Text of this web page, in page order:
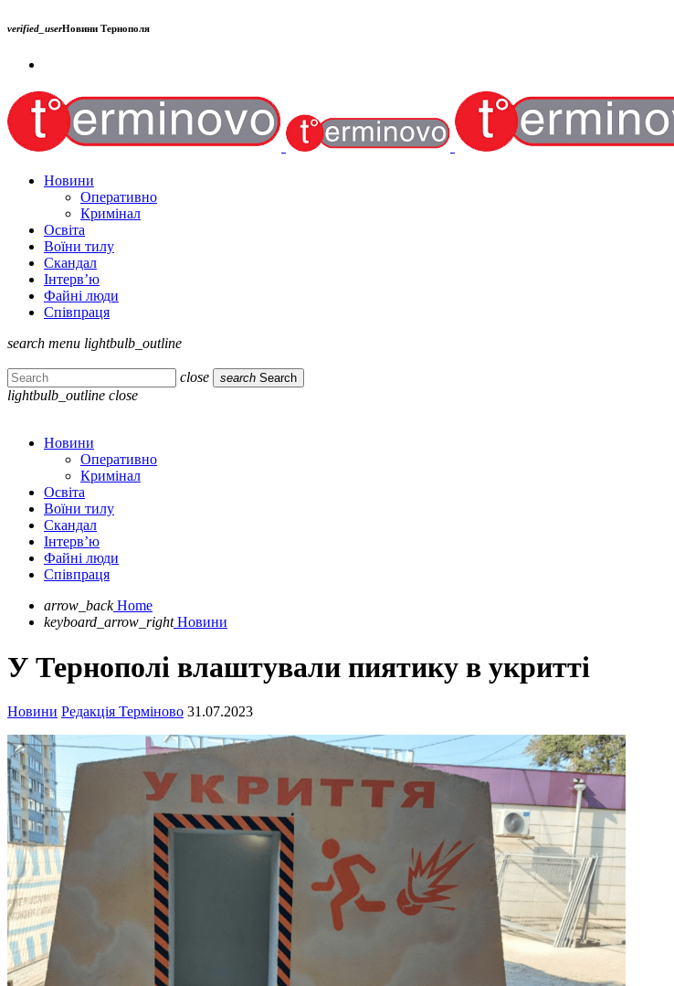
verified_userНовини Тернополя
Новини
Оперативно
Кримінал
Освіта
Воїни тилу
Скандал
Інтерв’ю
Файні люди
Співпраця
search menu lightbulb_outline
close search Search
lightbulb_outline close
Новини
Оперативно
Кримінал
Освіта
Воїни тилу
Скандал
Інтерв’ю
Файні люди
Співпраця
arrow_back Home
keyboard_arrow_right Новини
У Тернополі влаштували пиятику в укритті
Новини Редакція Терміново 31.07.2023